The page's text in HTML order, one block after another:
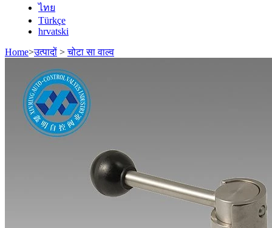
ไทย
Türkçe
hrvatski
Home>उत्पादों > चोटा सा वाल्व